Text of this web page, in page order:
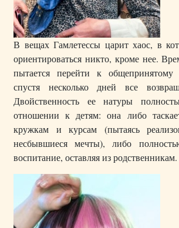
В вещах Гамлетессы царит хаос, в
ориентироваться никто, кроме нее.
пытается перейти к
спустя несколько дней все
Двойственность ее натуры
отношении к детям: она либо
кружкам и курсам (пытаясь
несбывшиеся мечты), либо
воспитание, оставляя из родственникам.